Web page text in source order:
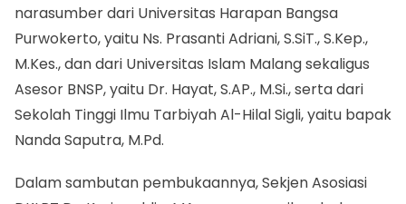
narasumber dari Universitas Harapan Bangsa
Purwokerto, yaitu Ns. Prasanti Adriani, S.SiT., S.Kep.,
M.Kes., dan dari Universitas Islam Malang sekaligus
Asesor BNSP, yaitu Dr. Hayat, S.AP., M.Si., serta dari
Sekolah Tinggi Ilmu Tarbiyah Al-Hilal Sigli, yaitu bapak
Nanda Saputra, M.Pd.
Dalam sambutan pembukaannya, Sekjen Asosiasi